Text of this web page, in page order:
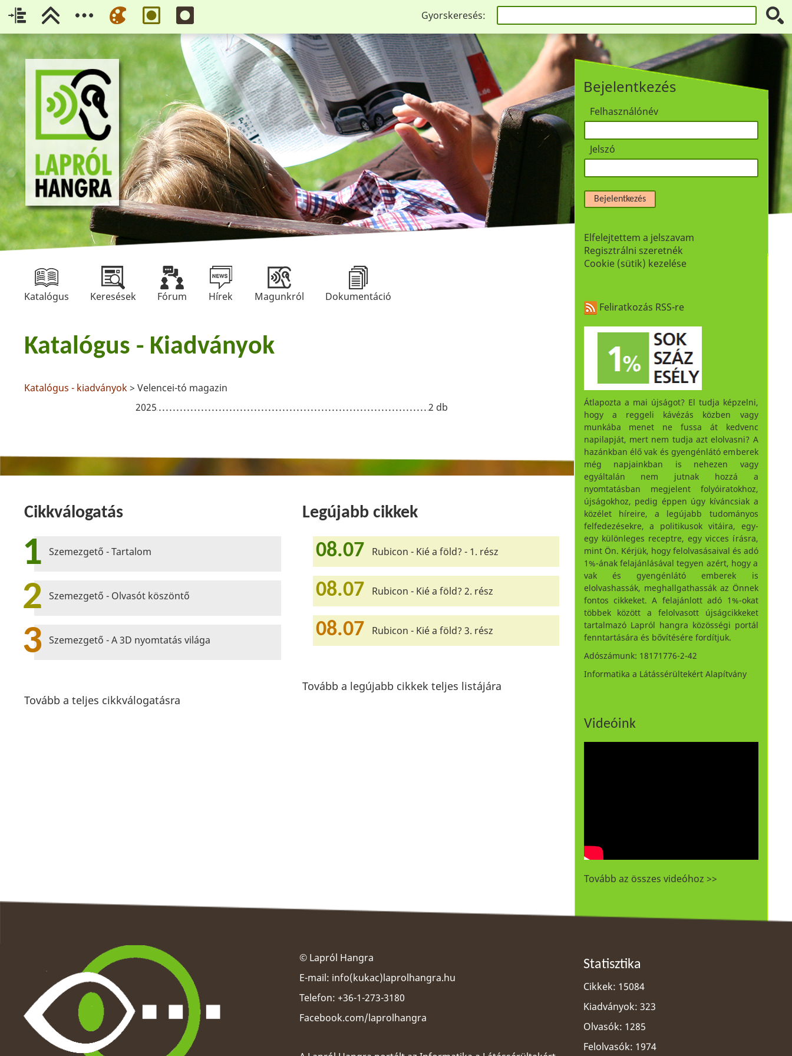
Gyorskeresés:
Bejelentkezés
Felhasználónév
Jelszó
Bejelentkezés
Elfelejtettem a jelszavam
Regisztrálni szeretnék
Cookie (sütik) kezelése
Katalógus Keresések Fórum Hírek Magunkról Dokumentáció
Katalógus - Kiadványok
Katalógus - kiadványok> Velencei-tó magazin
2025
2 db
Cikkválogatás
1 Szemezgető - Tartalom
2 Szemezgető - Olvasót köszöntő
3 Szemezgető - A 3D nyomtatás világa
Tovább a teljes cikkválogatásra
Legújabb cikkek
08.07 Rubicon - Kié a föld? - 1. rész
08.07 Rubicon - Kié a föld? 2. rész
08.07 Rubicon - Kié a föld? 3. rész
Tovább a legújabb cikkek teljes listájára
Feliratkozás RSS-re
Átlapozta a mai újságot? El tudja képzelni,
hogy a reggeli kávézás közben vagy
munkába menet ne fussa át kedvenc
napilapját, mert nem tudja azt elolvasni? A
hazánkban élő vak és gyengénlátó emberek
még napjainkban is nehezen vagy
egyáltalán nem jutnak hozzá a
nyomtatásban megjelent folyóiratokhoz,
újságokhoz, pedig éppen úgy kíváncsiak a
közélet híreire, a legújabb tudományos
felfedezésekre, a politikusok vitáira, egy-
egy különleges receptre, egy vicces írásra,
mint Ön. Kérjük, hogy felolvasásaival és adó
1%-ának felajánlásával tegyen azért, hogy a
vak és gyengénlátó emberek is
elolvashassák, meghallgathassák az Önnek
fontos cikkeket. A felajánlott adó 1%-okat
többek között a felolvasott újságcikkeket
tartalmazó Lapról hangra közösségi portál
fenntartására és bővítésére fordítjuk.
Adószámunk: 18171776-2-42
Informatika a Látássérültekért Alapítvány
Videóink
Tovább az összes videóhoz >>
© Lapról Hangra
E-mail: info(kukac)laprolhangra.hu
Telefon: +36-1-273-3180
Facebook.com/laprolhangra
Statisztika
Cikkek: 15084
Kiadványok: 323
Olvasók: 1285
Felolvasók: 1974